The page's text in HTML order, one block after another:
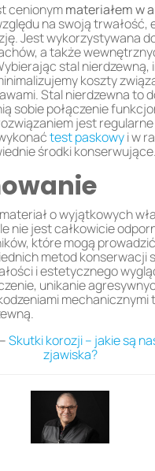
cenionymmateriałem w
na swoją trwałość,
Jest wykorzystywana
a także
stal nierdzewną,
koszty
Stal nierdzewna to
sobie połączenie
jest
test paskowyi w
środki konserwujące.
o wyjątkowych
nie jest całkowicie
które mogą
metod konserwacji
i estetycznego
unikanie
mechanicznymi
Skutki korozji – jakie są
zjawiska?